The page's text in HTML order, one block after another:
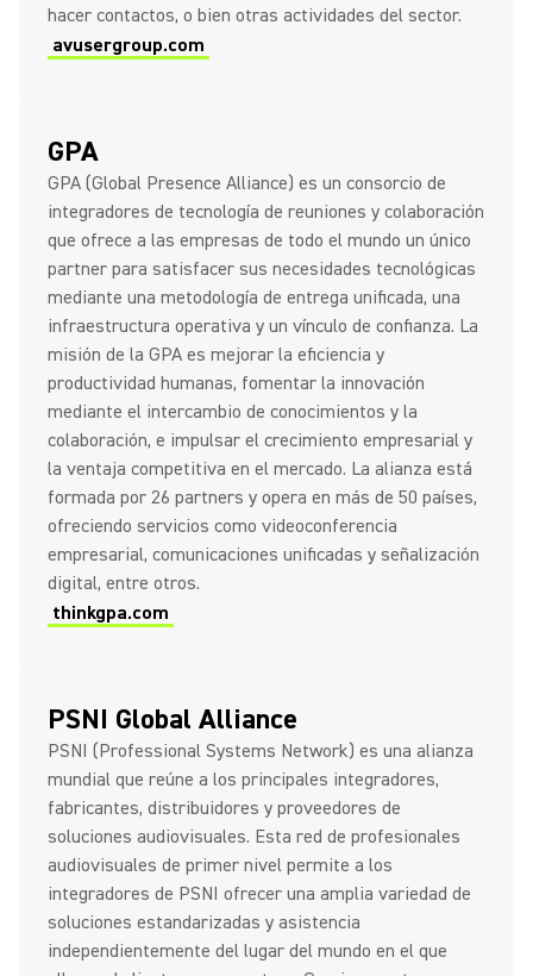
hacer contactos, o bien otras actividades del sector.
avusergroup.com
GPA
GPA (Global Presence Alliance) es un consorcio de
integradores de tecnología de reuniones y colaboración
que ofrece a las empresas de todo el mundo un único
partner para satisfacer sus necesidades tecnológicas
mediante una metodología de entrega unificada, una
infraestructura operativa y un vínculo de confianza. La
misión de la GPA es mejorar la eficiencia y
productividad humanas, fomentar la innovación
mediante el intercambio de conocimientos y la
colaboración, e impulsar el crecimiento empresarial y
la ventaja competitiva en el mercado. La alianza está
formada por 26 partners y opera en más de 50 países,
ofreciendo servicios como videoconferencia
empresarial, comunicaciones unificadas y señalización
digital, entre otros.
thinkgpa.com
PSNI Global Alliance
PSNI (Professional Systems Network) es una alianza
mundial que reúne a los principales integradores,
fabricantes, distribuidores y proveedores de
soluciones audiovisuales. Esta red de profesionales
audiovisuales de primer nivel permite a los
integradores de PSNI ofrecer una amplia variedad de
soluciones estandarizadas y asistencia
independientemente del lugar del mundo en el que